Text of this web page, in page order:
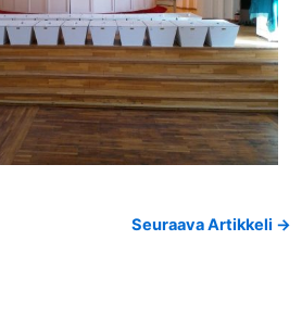
Seuraava Artikkeli →